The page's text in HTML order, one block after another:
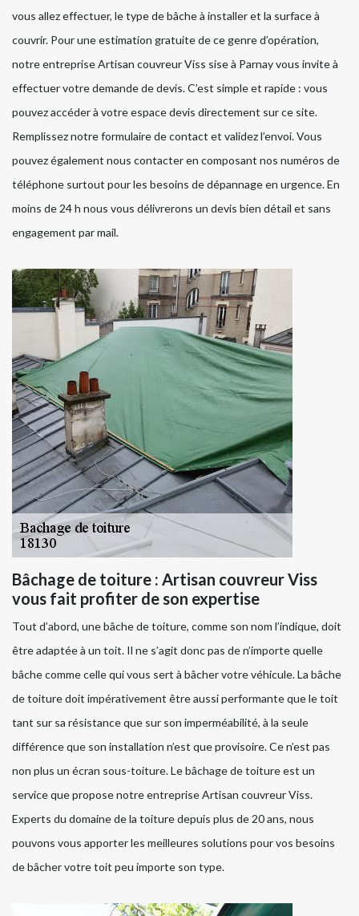
vous allez effectuer, le type de bâche à installer et la surface à
couvrir. Pour une estimation gratuite de ce genre d’opération,
notre entreprise Artisan couvreur Viss sise à Parnay vous invite à
effectuer votre demande de devis. C’est simple et rapide : vous
pouvez accéder à votre espace devis directement sur ce site.
Remplissez notre formulaire de contact et validez l’envoi. Vous
pouvez également nous contacter en composant nos numéros de
téléphone surtout pour les besoins de dépannage en urgence. En
moins de 24 h nous vous délivrerons un devis bien détail et sans
engagement par mail.
Bâchage de toiture : Artisan couvreur Viss
vous fait profiter de son expertise
Tout d’abord, une bâche de toiture, comme son nom l’indique, doit
être adaptée à un toit. Il ne s’agit donc pas de n’importe quelle
bâche comme celle qui vous sert à bâcher votre véhicule. La bâche
de toiture doit impérativement être aussi performante que le toit
tant sur sa résistance que sur son imperméabilité, à la seule
différence que son installation n’est que provisoire. Ce n’est pas
non plus un écran sous-toiture. Le bâchage de toiture est un
service que propose notre entreprise Artisan couvreur Viss.
Experts du domaine de la toiture depuis plus de 20 ans, nous
pouvons vous apporter les meilleures solutions pour vos besoins
de bâcher votre toit peu importe son type.